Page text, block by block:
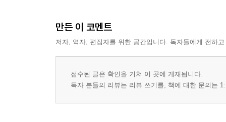
만든 이 코멘트
저자, 역자, 편집자를 위한 공간입니다. 독자들에게 전하
접수된 글은 확인을 거쳐 이 곳에 게재됩니다.
독자 분들의 리뷰는 리뷰 쓰기를, 책에 대한 문의는